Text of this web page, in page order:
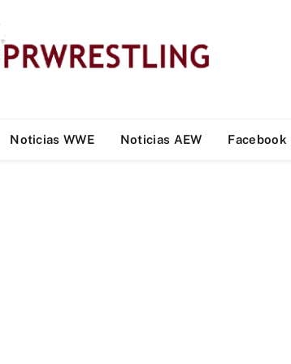
Noticias WWE Noticias AEW Facebook